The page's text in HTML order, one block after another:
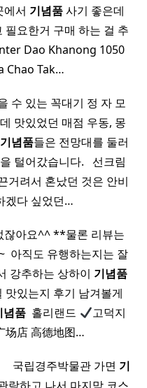
에서 기념품사기 좋은데
필요한거 구매 하는 걸 추
Dao Khanong 1050
Chao Tak…
수 있는 꼭대기 정 자 모
맛있었던 매점 우동, 몽
기념품들은 전망대를 둘러
털어갔습니다. ​ ​ 선크림
거려서 혼났던 것은 안비
겠다 싶었던…
잖아요^^ **물론 리뷰는
아직도 유행하는지는 잘
강추하는 상하이 기념품
맛있는지 후기 남겨볼게
념품 ​ 홀리랜드
고덕지
场店 高德地图…
국립경주박물관 가면 기